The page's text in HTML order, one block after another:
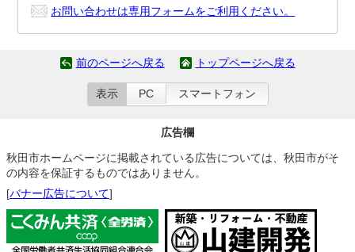
お問い合わせは専用フォームをご利用ください。
前のページへ戻る トップページへ戻る
表示 PC スマートフォン
広告欄
秋田市ホームページに掲載されている広告については、秋田市がそ
の内容を保証するものではありません。
[バナー広告について]